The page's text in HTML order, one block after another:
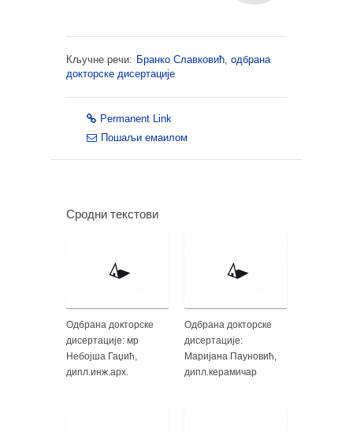
Кључне речи: Бранко Славковић, одбрана
докторске дисертације
Permanent Link
Пошаљи емаилом
Сродни текстови
Одбрана докторске
дисертације: мр
Небојша Гаџић,
дипл.инж.арх.
Одбрана докторске
дисертације:
Маријана Пауновић,
дипл.керамичар